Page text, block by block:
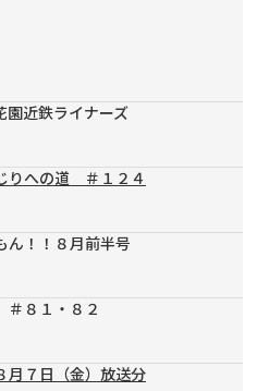
園近鉄ライナーズ
りへの道 ＃１２４
ん！！８月前半号
８１・８２
月７日（金）放送分